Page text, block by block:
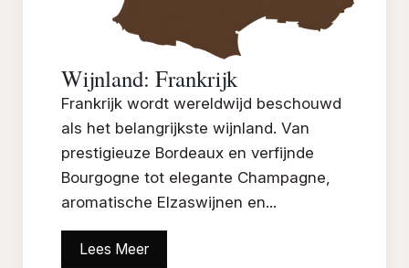
Wijnland: Frankrijk
Frankrijk wordt wereldwijd beschouwd
als het belangrijkste wijnland. Van
prestigieuze Bordeaux en verfijnde
Bourgogne tot elegante Champagne,
aromatische Elzaswijnen en...
Lees Meer